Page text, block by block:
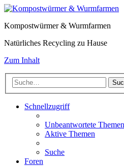
Kompostwürmer & Wurmfarmen
Natürliches Recycling zu Hause
Zum Inhalt
Schnellzugriff
Unbeantwortete Themen
Aktive Themen
Suche
Foren